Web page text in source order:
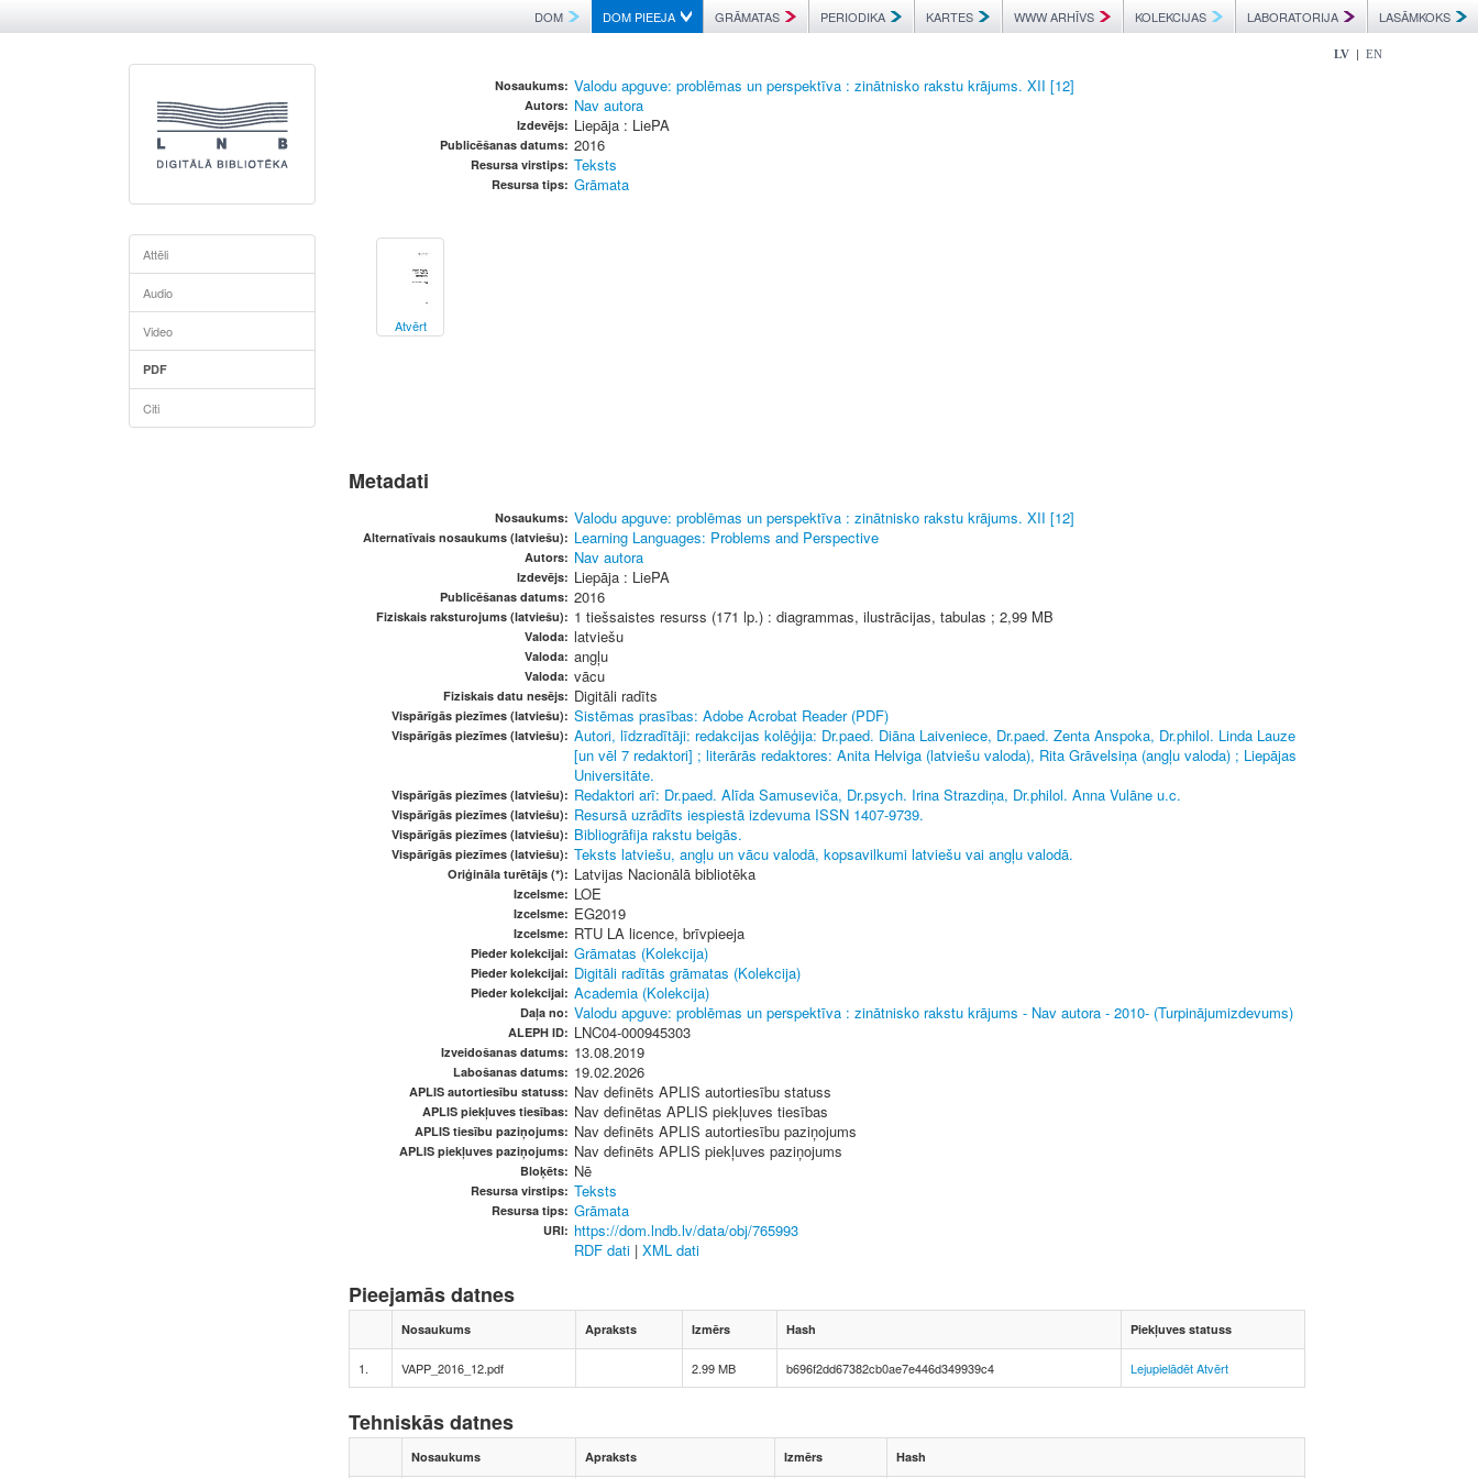
DOM DOM PIEEJA GRĀMATAS PERIODIKA KARTES WWW ARHĪVS KOLEKCIJAS LABORATORIJA LASĀMKOKS
LV | EN
Nosaukums: Valodu apguve: problēmas un perspektīva : zinātnisko rakstu krājums. XII [12]
Autors: Nav autora
Izdevējs: Liepāja : LiePA
Publicēšanas datums: 2016
Resursa virstips: Teksts
Resursa tips: Grāmata
Attēli
Audio
Video
PDF
Citi
Atvērt
Metadati
Nosaukums: Valodu apguve: problēmas un perspektīva : zinātnisko rakstu krājums. XII [12]
Alternatīvais nosaukums (latviešu): Learning Languages: Problems and Perspective
Autors: Nav autora
Izdevējs: Liepāja : LiePA
Publicēšanas datums: 2016
Fiziskais raksturojums (latviešu): 1 tiešsaistes resurss (171 lp.) : diagrammas, ilustrācijas, tabulas ; 2,99 MB
Valoda: latviešu
Valoda: angļu
Valoda: vācu
Fiziskais datu nesējs: Digitāli radīts
Vispārīgās piezīmes (latviešu): Sistēmas prasības: Adobe Acrobat Reader (PDF)
Vispārīgās piezīmes (latviešu): Autori, līdzradītāji: redakcijas kolēģija: Dr.paed. Diāna Laiveniece, Dr.paed. Zenta Anspoka, Dr.philol. Linda Lauze
[un vēl 7 redaktori] ; literārās redaktores: Anita Helviga (latviešu valoda), Rita Grāvelsiņa (angļu valoda) ; Liepājas
Universitāte.
Vispārīgās piezīmes (latviešu): Redaktori arī: Dr.paed. Alīda Samuseviča, Dr.psych. Irina Strazdiņa, Dr.philol. Anna Vulāne u.c.
Vispārīgās piezīmes (latviešu): Resursā uzrādīts iespiestā izdevuma ISSN 1407-9739.
Vispārīgās piezīmes (latviešu): Bibliogrāfija rakstu beigās.
Vispārīgās piezīmes (latviešu): Teksts latviešu, angļu un vācu valodā, kopsavilkumi latviešu vai angļu valodā.
Oriģināla turētājs (*): Latvijas Nacionālā bibliotēka
Izcelsme: LOE
Izcelsme: EG2019
Izcelsme: RTU LA licence, brīvpieeja
Pieder kolekcijai: Grāmatas (Kolekcija)
Pieder kolekcijai: Digitāli radītās grāmatas (Kolekcija)
Pieder kolekcijai: Academia (Kolekcija)
Daļa no: Valodu apguve: problēmas un perspektīva : zinātnisko rakstu krājums - Nav autora - 2010- (Turpinājumizdevums)
ALEPH ID: LNC04-000945303
Izveidošanas datums: 13.08.2019
Labošanas datums: 19.02.2026
APLIS autortiesību statuss: Nav definēts APLIS autortiesību statuss
APLIS piekļuves tiesības: Nav definētas APLIS piekļuves tiesības
APLIS tiesību paziņojums: Nav definēts APLIS autortiesību paziņojums
APLIS piekļuves paziņojums: Nav definēts APLIS piekļuves paziņojums
Bloķēts: Nē
Resursa virstips: Teksts
Resursa tips: Grāmata
URI: https://dom.lndb.lv/data/obj/765993
RDF dati | XML dati
Pieejamās datnes
Nosaukums Apraksts Izmērs Hash Piekļuves statuss
1. VAPP_2016_12.pdf 2.99 MB b696f2dd67382cb0ae7e446d349939c4 LejupielādētAtvērt
Tehniskās datnes
Nosaukums Apraksts Izmērs Hash